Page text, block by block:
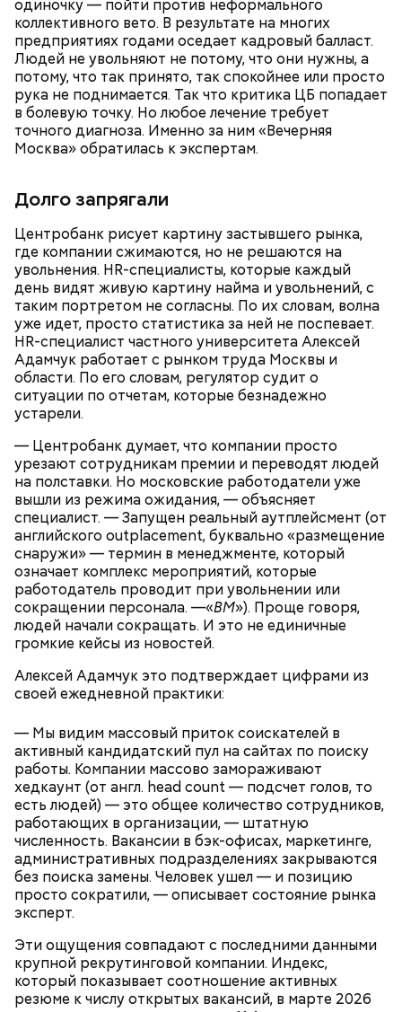
одиночку — пойти против неформального
коллективного вето. В результате на многих
предприятиях годами оседает кадровый балласт.
Людей не увольняют не потому, что они нужны, а
потому, что так принято, так спокойнее или просто
рука не поднимается. Так что критика ЦБ попадает
в болевую точку. Но любое лечение требует
точного диагноза. Именно за ним «Вечерняя
Москва» обратилась к экспертам.
Долго запрягали
Центробанк рисует картину застывшего рынка,
где компании сжимаются, но не решаются на
увольнения. HR-специалисты, которые каждый
день видят живую картину найма и увольнений, с
таким портретом не согласны. По их словам, волна
уже идет, просто статистика за ней не поспевает.
HR-специалист частного университета Алексей
Адамчук работает с рынком труда Москвы и
области. По его словам, регулятор судит о
ситуации по отчетам, которые безнадежно
устарели.
— Центробанк думает, что компании просто
урезают сотрудникам премии и переводят людей
на полставки. Но московские работодатели уже
вышли из режима ожидания, — объясняет
специалист. — Запущен реальный аутплейсмент (от
английского outplacement, буквально «размещение
снаружи» — термин в менеджменте, который
означает комплекс мероприятий, которые
работодатель проводит при увольнении или
сокращении персонала. —«ВМ»). Проще говоря,
людей начали сокращать. И это не единичные
громкие кейсы из новостей.
Алексей Адамчук это подтверждает цифрами из
своей ежедневной практики:
— Мы видим массовый приток соискателей в
активный кандидатский пул на сайтах по поиску
работы. Компании массово замораживают
хедкаунт (от англ. head count — подсчет голов, то
есть людей) — это общее количество сотрудников,
работающих в организации, — штатную
численность. Вакансии в бэк-офисах, маркетинге,
административных подразделениях закрываются
без поиска замены. Человек ушел — и позицию
просто сократили, — описывает состояние рынка
эксперт.
Эти ощущения совпадают с последними данными
крупной рекрутинговой компании. Индекс,
который показывает соотношение активных
резюме к числу открытых вакансий, в марте 2026
лук;
морковь;
томаты.
Зажарка в этом блюде необязательна, но ей можно
немного разнообразить еду. Для этого нужно
обжарить нарезанные лук, морковь и томаты.
— Кабачки и баклажаны нарезаем кружками,
кабачков, слой баклажанов, слой кабачков, слой